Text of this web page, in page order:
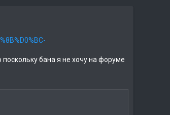
бана я не хочу на форуме